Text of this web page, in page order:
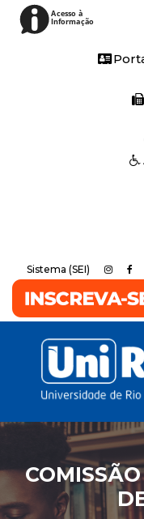
Acesso à
Informação
Sistema (SEI)